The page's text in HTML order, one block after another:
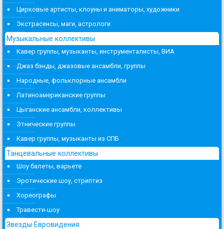
Цирковые артисты, клоуны и аниматоры, художники
Экстрасенсы, маги, астрологи
Музыкальные коллективы
Кавер группы, музыканты, инструменталисты, ВИА
Джаз бэнды, джазовые ансамбли, группы
Народные, фольклорные ансамбли
Латиноамериканские группы
Цыганские ансамбли, коллективы
Этнические группы
Кавер группы, музыканты из СПБ
Танцевальные коллективы
Шоу балеты, варьете
Эротические шоу, стриптиз
Хореографы
Травести-шоу
Звезды Евровидения